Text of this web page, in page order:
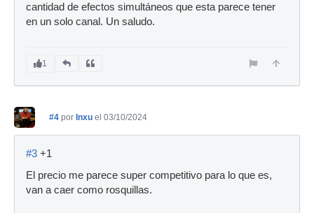
cantidad de efectos simultáneos que esta parece tener
en un solo canal. Un saludo.
1
#4 por Inxu el 03/10/2024
#3 +1
El precio me parece super competitivo para lo que es,
van a caer como rosquillas.